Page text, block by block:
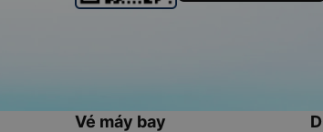
Vé máy bay